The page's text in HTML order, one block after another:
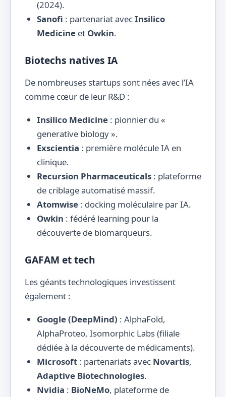
(2024).
Sanofi : partenariat avecInsilico
Medicine et Owkin.
Biotechs natives IA
De nombreuses startups sont nées avec l’IA
comme cœur de leur R&D :
Insilico Medicine : pionnier du «
generative biology ».
Exscientia : première molécule IA en
clinique.
Recursion Pharmaceuticals : plateforme
de criblage automatisé massif.
Atomwise : docking moléculaire par IA.
Owkin : fédéré learning pour la
découverte de biomarqueurs.
GAFAM et tech
Les géants technologiques investissent
également :
Google (DeepMind) : AlphaFold,
AlphaProteo, Isomorphic Labs (filiale
dédiée à la découverte de médicaments).
Microsoft : partenariats avec Novartis,
Adaptive Biotechnologies.
Nvidia : BioNeMo, plateforme de